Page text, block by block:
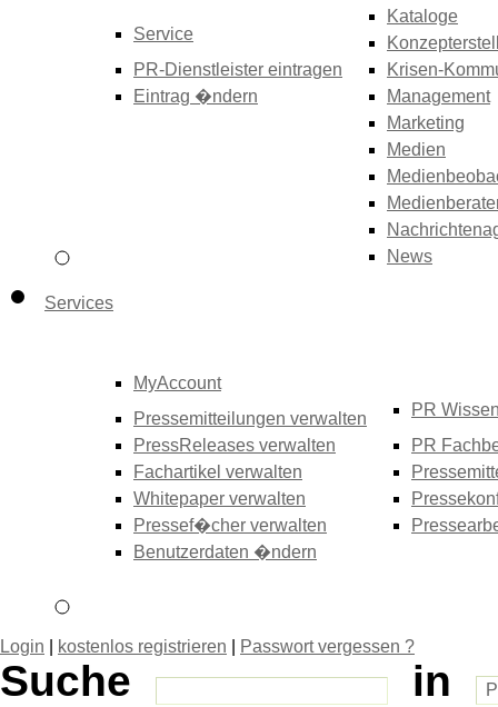
Service
PR-Dienstleister eintragen
Eintrag �ndern
Kataloge
Krisen-
Management
Marketing
Medien
News
Services
MyAccount
Pressemitteilungen verwalten
PressReleases verwalten
Fachartikel verwalten
Whitepaper verwalten
Pressef�cher verwalten
Benutzerdaten �ndern
PR
PR
Login kostenlos registrieren Passwort vergessen ?
Suche
in